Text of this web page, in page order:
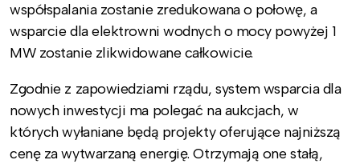
współspalania zostanie zredukowana o połowę, a
wsparcie dla elektrowni wodnych o mocy powyżej 1
MW zostanie zlikwidowane całkowicie.
Zgodnie z zapowiedziami rządu, system wsparcia dla
nowych inwestycji ma polegać na aukcjach, w
których wyłaniane będą projekty oferujące najniższą
cenę za wytwarzaną energię. Otrzymają one stałą,